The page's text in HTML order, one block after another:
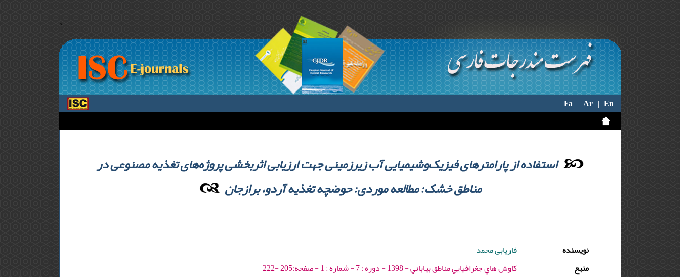
>
Fa|Ar|En
استفاده از پارامترهای فیزیک‌وشیمیایی آب زیرزمینی جهت ارزیابی اثربخشی پروژه‌‌های تغذیه مصنوعی در
مناطق خشک: مطالعه موردی: حوضچه تغذیه آردو، برازجان
نویسنده
فاریابی محمد
منبع
كاوش هاي جغرافيايي مناطق بياباني - 1398 - دوره : 7 - شماره : 1 - صفحه:205 -222